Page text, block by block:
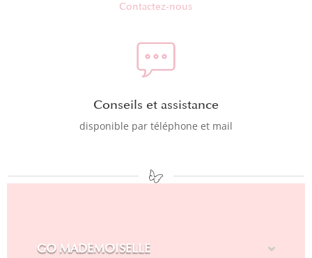
Contactez-nous
Conseils et assistance
disponible par téléphone et mail
GO MADEMOISELLE